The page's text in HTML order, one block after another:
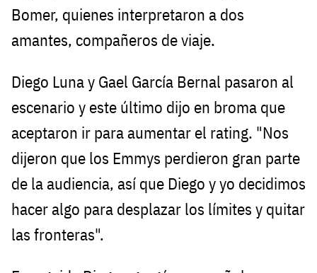
Bomer, quienes interpretaron a dos
amantes, compañeros de viaje.
Diego Luna y Gael García Bernal pasaron al
escenario y este último dijo en broma que
aceptaron ir para aumentar el rating. "Nos
dijeron que los Emmys perdieron gran parte
de la audiencia, así que Diego y yo decidimos
hacer algo para desplazar los límites y quitar
las fronteras".